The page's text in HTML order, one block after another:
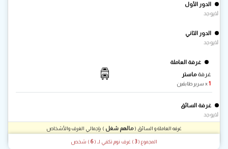
الدور الأول
لايوجد
الدور الثاني
لايوجد
غرفة العاملة
غرفةماستر
1
غرفة السائق
لايوجد
غرفه العاملة و السائق (مالهم شغل ) بإجمالي الغرف والأشخاص
المجموع (3 ) غرف نوم تكفي لـ (
6 ) شخص